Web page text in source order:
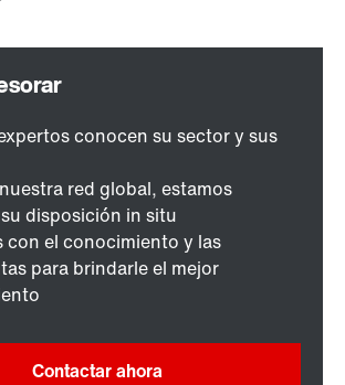
conocen su sector y sus
red global, estamos
disposición in situ
con el conocimiento y las
para brindarle el mejor
Contactar ahora